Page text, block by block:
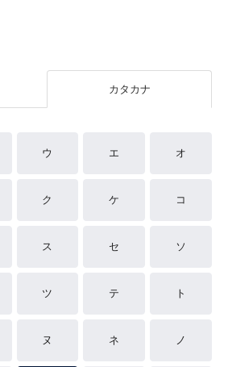
カタカナ
ウ エ オ
ク ケ コ
ス セ ソ
ツ テ ト
ヌ ネ ノ